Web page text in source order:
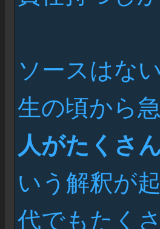
ソースはな
生の頃から
人がたくさ
いう解釈が
代でもたく